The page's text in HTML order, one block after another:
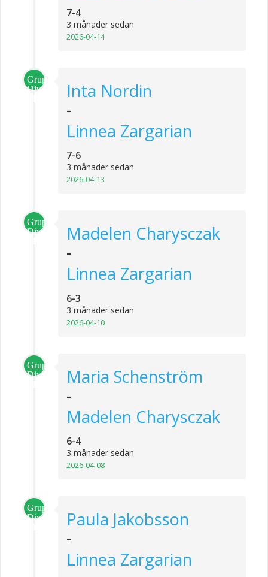
7-4
3 månader sedan
2026-04-14
Grupp
Division
Inta Nordin
-
Linnea Zargarian
7-6
3 månader sedan
2026-04-13
Grupp
Division
Madelen Charysczak
-
Linnea Zargarian
6-3
3 månader sedan
2026-04-10
Grupp
Division
Maria Schenström
-
Madelen Charysczak
6-4
3 månader sedan
2026-04-08
Grupp
Division
Paula Jakobsson
-
Linnea Zargarian